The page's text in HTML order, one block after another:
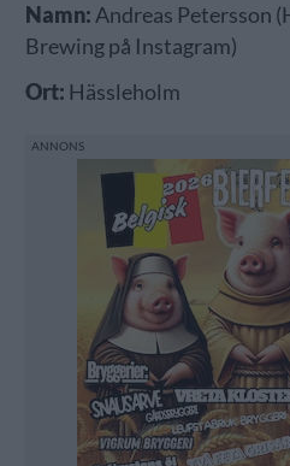
Namn: Andreas Petersson
Brewing på Instagram)
Ort: Hässleholm